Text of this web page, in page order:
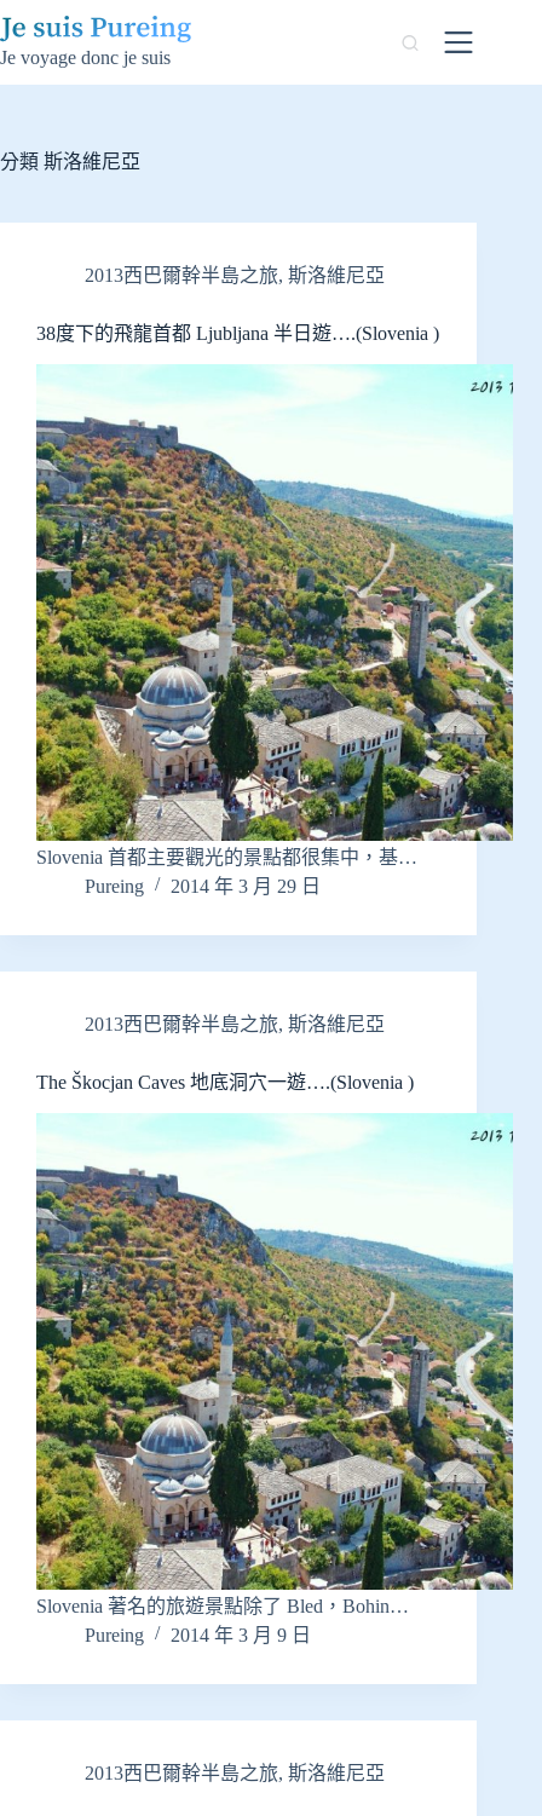
跳
至
容
Je voyage donc je suis
分類 斯洛維尼亞
2013西巴爾幹半島之旅, 斯洛維尼亞
38度下的飛龍首都 Ljubljana 半日遊….(Slovenia )
Slovenia 首都主要觀光的景點都很集中，基…
Pureing
2014 年 3 月 29 日
2013西巴爾幹半島之旅, 斯洛維尼亞
The Škocjan Caves 地底洞穴一遊….(Slovenia )
Slovenia 著名的旅遊景點除了 Bled，Bohin…
Pureing
2014 年 3 月 9 日
2013西巴爾幹半島之旅, 斯洛維尼亞